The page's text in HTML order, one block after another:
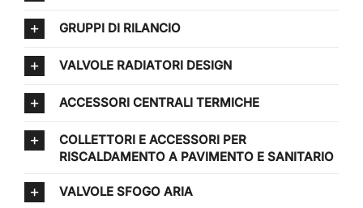
GRUPPI DI RILANCIO
VALVOLE RADIATORI DESIGN
ACCESSORI CENTRALI TERMICHE
COLLETTORI E ACCESSORI PER
RISCALDAMENTO A PAVIMENTO E SANITARIO
VALVOLE SFOGO ARIA